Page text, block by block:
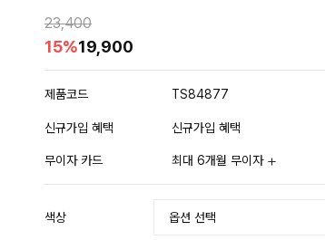
23,400
15%19,900
제품코드 TS84877
신규가입 혜택 신규가입 혜택
무이자 카드 최대 6개월 무이자
색상